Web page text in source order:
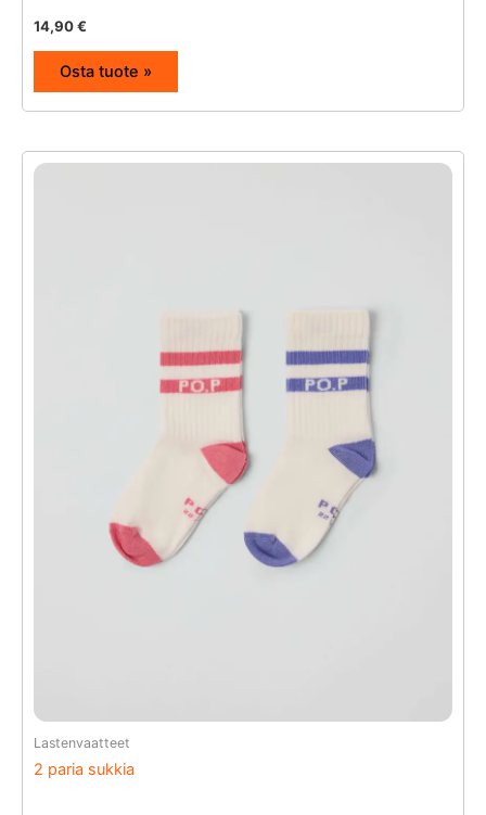
14,90€
Osta tuote »
Lastenvaatteet
2 paria sukkia